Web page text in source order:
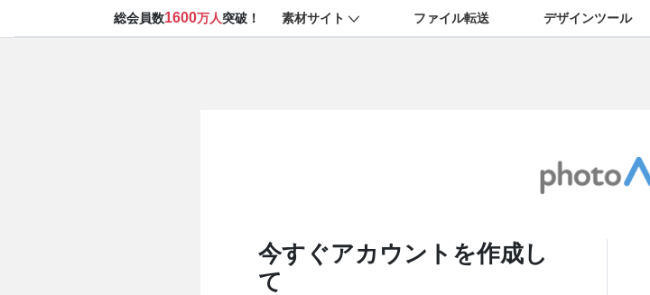
総会員数1600万人突破！ 素材サイト ファイル転送 デザインツール
今すぐアカウントを作成し
て